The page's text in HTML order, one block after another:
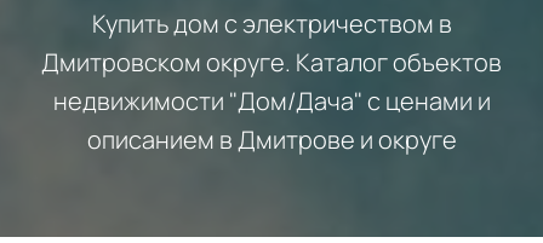
Купить дом с электричеством в
Дмитровском округе. Каталог объектов
недвижимости "Дом/Дача" с ценами и
описанием в Дмитрове и округе